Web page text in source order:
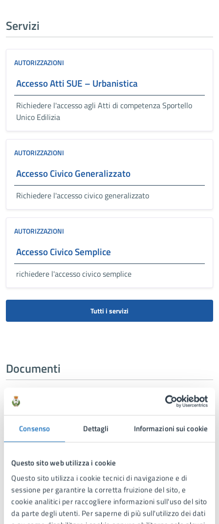
Consenso Dettagli Informazioni sui cookie
Questo sito web utilizza i cookie
Questo sito utilizza i cookie tecnici di navigazione e di
sessione per garantire la corretta fruizione del sito, e
cookie analitici per raccogliere informazioni sull'uso del sito
da parte degli utenti. Per saperne di più sull'utilizzo dei dati
Servizi
AUTORIZZAZIONI
Accesso Atti SUE – Urbanistica
Richiedere l'accesso agli Atti di competenza Sportello
Unico Edilizia
AUTORIZZAZIONI
Accesso Civico Generalizzato
Richiedere l'accesso civico generalizzato
AUTORIZZAZIONI
Accesso Civico Semplice
richiedere l'accesso civico semplice
Tutti i servizi
Documenti
DOCUMENTO ATTIVITÀ POLITICA
Verbale di disciplina della propaganda
elettorale dal 16 maggio al 22 maggio 2026.
Verbale sottoscritto dai delegati delle liste ammesse alla
Consiglio Comunale del 24 e 25 maggio 2026.
ATTO NORMATIVO